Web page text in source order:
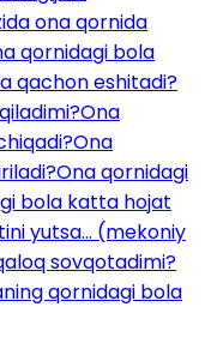
ona qornida
qornidagi bola
qachon eshitadi?
Ona
Ona
Ona qornidagi
bola katta hojat
yutsa... (mekoniy
sovqotadimi?
qornidagi bola